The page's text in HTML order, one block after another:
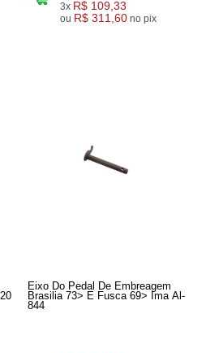
3x R$ 109,33
ou R$ 311,60 no pix
Eixo Do Pedal De Embreagem
Brasilia 73> E Fusca 69> Ima Al-
844